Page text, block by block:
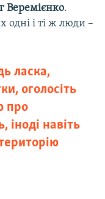
Веремієнко.
і ті ж люди –
ласка,
оголосіть
про
іноді навіть